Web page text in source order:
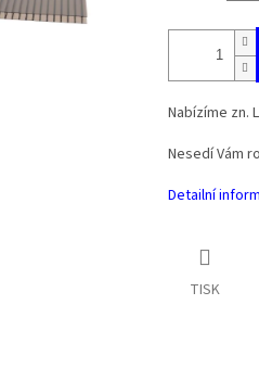
Nabízíme zn.
Nesedí Vám
Detailní
TISK